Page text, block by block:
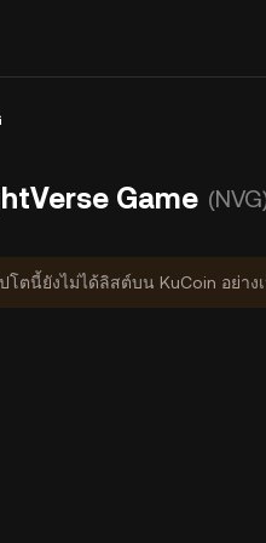
Game
โตนี้ยังไม่ได้ลิสต์บน KuCoin อย่าง